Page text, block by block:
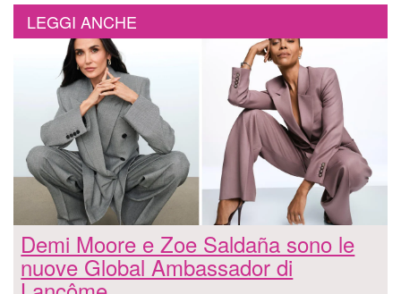
LEGGI ANCHE
Demi Moore e Zoe Saldaña sono le
nuove Global Ambassador di